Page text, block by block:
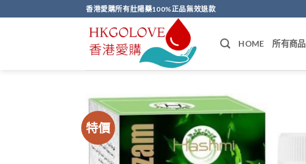
to
香港愛購所有壯陽藥100%正品無效退款
HOME 所有商品
特價